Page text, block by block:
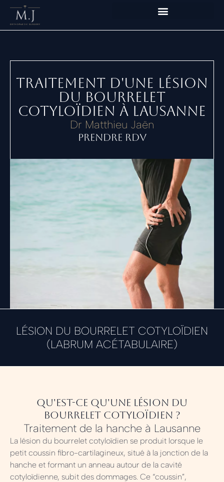
contenu
Traitement d'une lésion
du Bourrelet
Cotyloïdien à Lausanne
Dr Matthieu Jaën
Prendre RDV
LÉSION DU BOURRELET COTYLOÏDIEN
(LABRUM ACÉTABULAIRE)
Qu'est-ce qu'une lésion du
bourrelet Cotyloïdien ?
Traitement de la hanche à Lausanne
La lésion du bourrelet cotyloïdien se produit lorsque le
petit coussin fibro-cartilagineux, situé à la jonction de la
hanche et formant un anneau autour de la cavité
cotyloïdienne, subit des dommages. Ce “coussin”,